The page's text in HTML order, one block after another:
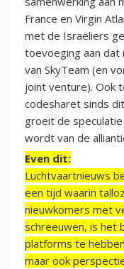
France en Virgin
met de Israëliers
toevoeging aan dat
van SkyTeam (en
joint venture). Ook
codesharet sinds
groeit de speculatie
wordt van de
Even dit:
Luchtvaartnieuws
een tijd waarin
nieuwkomers met
schreeuwen, is het
platforms te
maar ook